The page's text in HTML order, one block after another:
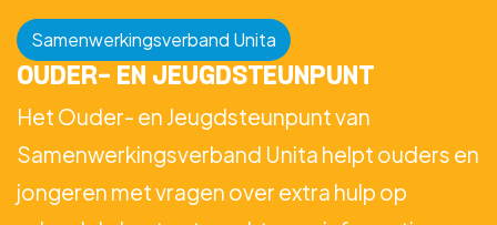
Samenwerkingsverband Unita
OUDER- EN JEUGDSTEUNPUNT
Het Ouder- en Jeugdsteunpunt van
Samenwerkingsverband Unita helpt ouders en
jongeren met vragen over extra hulp op